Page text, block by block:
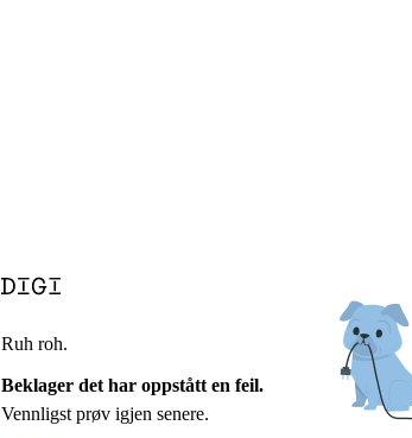
Ruh roh.
Beklager det har oppstått en feil.
Vennligst prøv igjen senere.